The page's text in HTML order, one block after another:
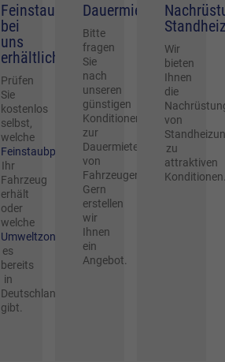
Feinstaubplakette
bei
uns
erhältlich!
Prüfen
Sie
kostenlos
selbst,
welche
Feinstaubplakette
Ihr
Fahrzeug
erhält
oder
welche
Umweltzonen
es
bereits
in
Deutschland
gibt.
Dauermiete
Bitte
fragen
Sie
nach
unseren
günstigen
Konditionen
zur
Dauermiete
von
Fahrzeugen.
Gern
erstellen
wir
Ihnen
ein
Angebot.
Wir
bieten
Ihnen
die
von
zu
attraktiven